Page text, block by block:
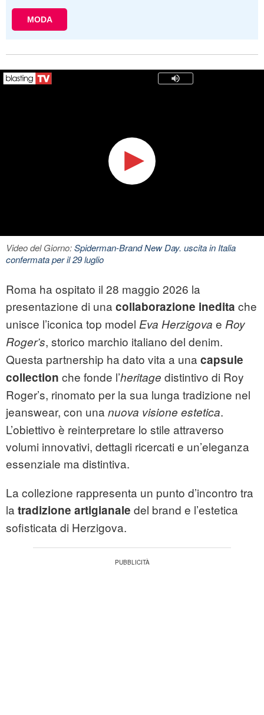
MODA
Video del Giorno:Spiderman-Brand New Day. uscita in Italia
confermata per il 29 luglio
Roma ha ospitato il 28 maggio 2026 la
presentazione di una collaborazione inedita che
unisce l’iconica top model Eva Herzigova e Roy
Roger’s, storico marchio italiano del denim.
Questa partnership ha dato vita a una capsule
collection che fonde l’heritage distintivo di Roy
Roger’s, rinomato per la sua lunga tradizione nel
jeanswear, con una nuova visione estetica.
L’obiettivo è reinterpretare lo stile attraverso
volumi innovativi, dettagli ricercati e un’eleganza
essenziale ma distintiva.
La collezione rappresenta un punto d’incontro tra
la tradizione artigianale del brand e l’estetica
sofisticata di Herzigova.